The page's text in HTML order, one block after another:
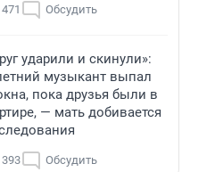
471 Обсудить
ударили и скинули»:
музыкант выпал
пока друзья были в
— мать добивается
393 Обсудить